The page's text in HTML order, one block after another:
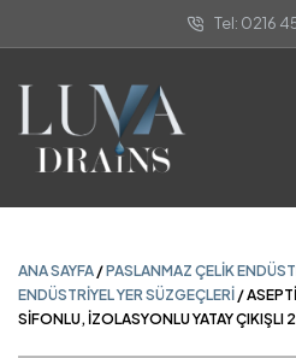
Tel: 0216
ANA SAYFA/PASLANMAZ ÇELIK
SİFONLU, İZOLASYONLU YATAY ÇIKIŞLI 2
ANA SAYFA /PASLANMAZ ÇELIK
ENDÜSTRIYEL YER SÜZGEÇLERI /
SİFONLU, İZOLASYONLU YATAY ÇIKIŞLI 2